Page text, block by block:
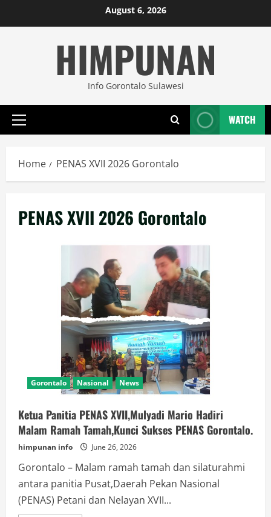
to
August 6, 2026
HIMPUNAN
Info Gorontalo Sulawesi
Primary
WATCH
Home PENAS XVII 2026 Gorontalo
PENAS XVII 2026 Gorontalo
Gorontalo Nasional News
Ketua Panitia PENAS XVII,Mulyadi Mario Hadiri
Malam Ramah Tamah,Kunci Sukses PENAS Gorontalo.
himpunan info June 26, 2026
Gorontalo – Malam ramah tamah dan silaturahmi
antara panitia Pusat,Daerah Pekan Nasional
(PENAS) Petani dan Nelayan XVII...